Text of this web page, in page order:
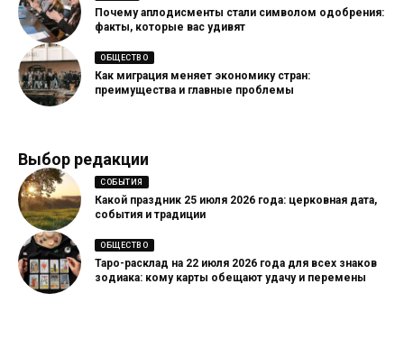
Почему аплодисменты стали символом одобрения:
факты, которые вас удивят
ОБЩЕСТВО
Как миграция меняет экономику стран:
преимущества и главные проблемы
Выбор редакции
СОБЫТИЯ
Какой праздник 25 июля 2026 года: церковная дата,
события и традиции
ОБЩЕСТВО
Таро-расклад на 22 июля 2026 года для всех знаков
зодиака: кому карты обещают удачу и перемены